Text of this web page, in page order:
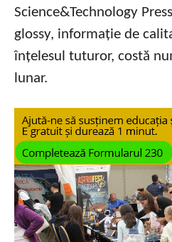
Science&Technology
glossy, informație de
înțelesul tuturor, costă
lunar.